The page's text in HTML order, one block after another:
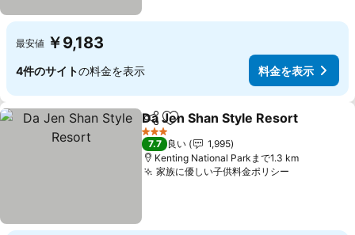
最安値 ￥9,183
4件のサイトの料金を表示 料金を表示
シェアお気に入りに追加
Da Jen Shan Style Resort
3 ホテルのランク
7.7 良い
1,995
Kenting National Parkまで1.3 km
家族に優しい子供料金ポリシー